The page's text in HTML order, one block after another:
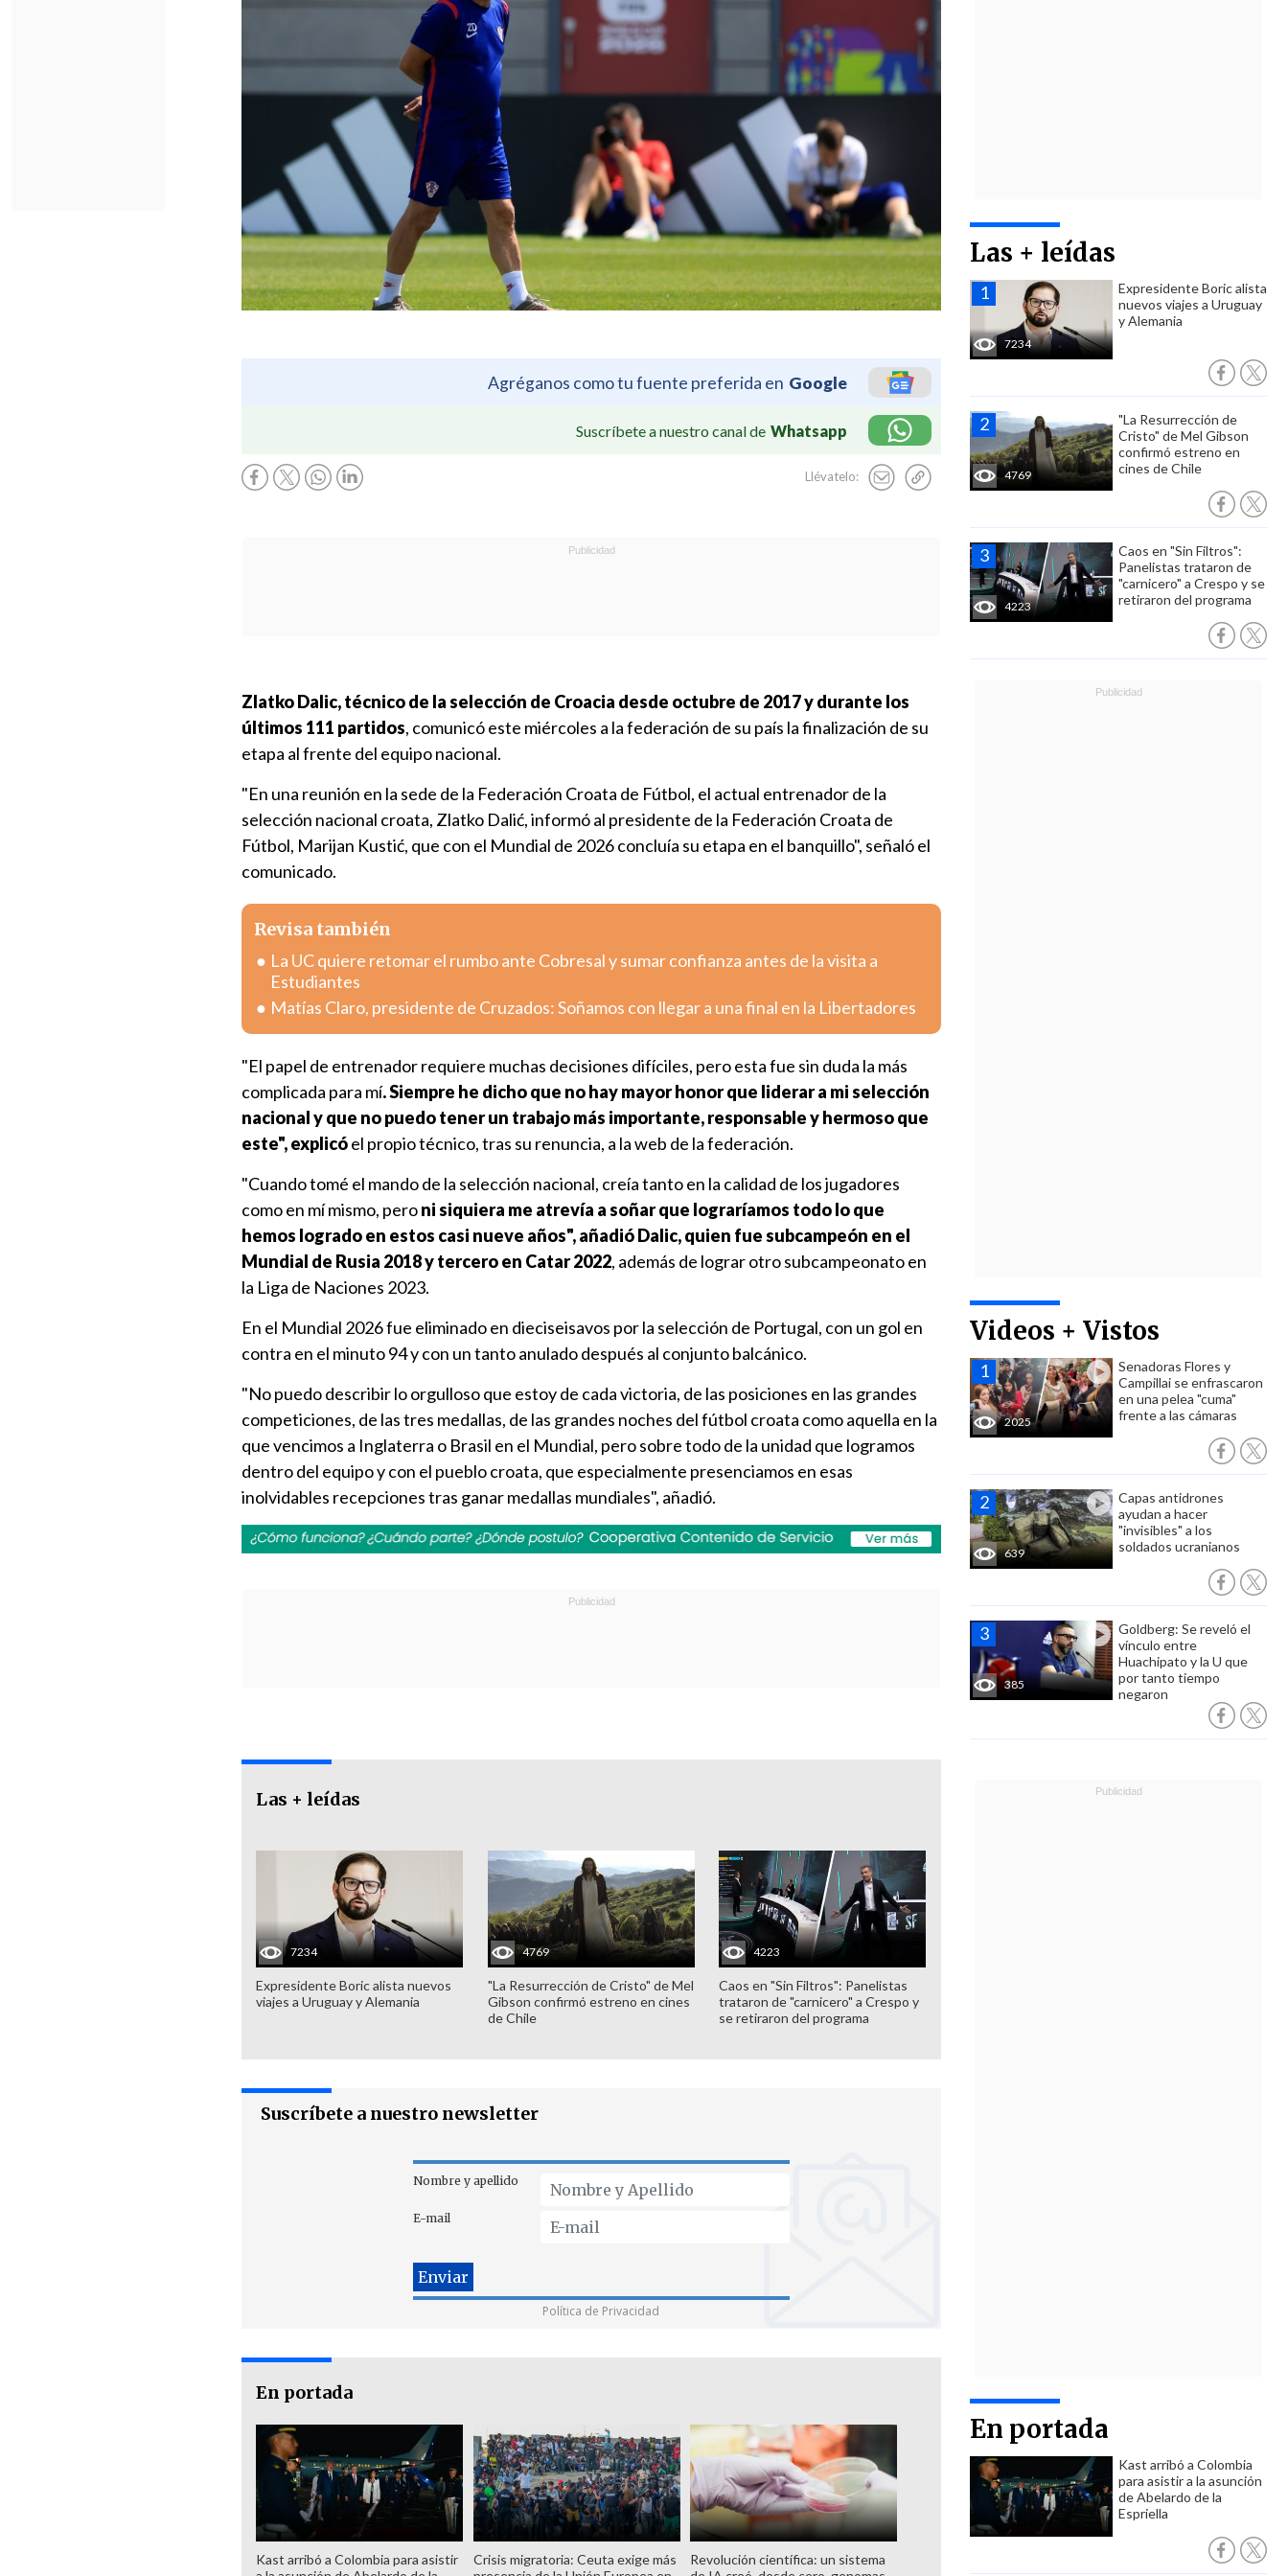
Agréganos como tu fuente preferida en Google
Suscríbete a nuestro canal de Whatsapp
Llévatelo:
Las + leídas
7234
Expresidente Boric alista
nuevos viajes a Uruguay
y Alemania
4769
"La Resurrección de
Cristo" de Mel Gibson
confirmó estreno en
cines de Chile
4223
Caos en "Sin Filtros":
Panelistas trataron de
"carnicero" a Crespo y se
retiraron del programa
Videos + Vistos
2025
Senadoras Flores y
Campillai se enfrascaron
en una pelea "cuma"
frente a las cámaras
639
Capas antidrones
ayudan a hacer
"invisibles" a los
soldados ucranianos
385
Goldberg: Se reveló el
vínculo entre
Huachipato y la U que
por tanto tiempo
negaron
En portada
Kast arribó a Colombia
para asistir a la asunción
de Abelardo de la
Espriella
Zlatko Dalic, técnico de la selección de Croacia desde octubre de 2017 y durante los
últimos 111 partidos, comunicó este miércoles a la federación de su país la finalización de su
etapa al frente del equipo nacional.
"En una reunión en la sede de la Federación Croata de Fútbol, el actual entrenador de la
selección nacional croata, Zlatko Dalić, informó al presidente de la Federación Croata de
Fútbol, Marijan Kustić, que con el Mundial de 2026 concluía su etapa en el banquillo", señaló el
comunicado.
Revisa también
La UC quiere retomar el rumbo ante Cobresal y sumar confianza antes de la visita a
Estudiantes
Matías Claro, presidente de Cruzados: Soñamos con llegar a una final en la Libertadores
"El papel de entrenador requiere muchas decisiones difíciles, pero esta fue sin duda la más
complicada para mí. Siempre he dicho que no hay mayor honor que liderar a mi selección
nacional y que no puedo tener un trabajo más importante, responsable y hermoso que
este", explicóel propio técnico, tras su renuncia, a la web de la federación.
"Cuando tomé el mando de la selección nacional, creía tanto en la calidad de los jugadores
como en mí mismo, peroni siquiera me atrevía a soñar que lograríamos todo lo que
hemos logrado en estos casi nueve años", añadió Dalic, quien fue subcampeón en el
Mundial de Rusia 2018 y tercero en Catar 2022, además de lograr otro subcampeonato en
la Liga de Naciones 2023.
En el Mundial 2026 fue eliminado en dieciseisavos por la selección de Portugal, con un gol en
contra en el minuto 94 y con un tanto anulado después al conjunto balcánico.
"No puedo describir lo orgulloso que estoy de cada victoria, de las posiciones en las grandes
competiciones, de las tres medallas, de las grandes noches del fútbol croata como aquella en la
que vencimos a Inglaterra o Brasil en el Mundial, pero sobre todo de la unidad que logramos
dentro del equipo y con el pueblo croata, que especialmente presenciamos en esas
inolvidables recepciones tras ganar medallas mundiales", añadió.
Las + leídas
7234
Expresidente Boric alista nuevos
viajes a Uruguay y Alemania
4769
"La Resurrección de Cristo" de Mel
Gibson confirmó estreno en cines
de Chile
4223
Caos en "Sin Filtros": Panelistas
trataron de "carnicero" a Crespo y
se retiraron del programa
Suscríbete a nuestro newsletter
Nombre y apellido
E-mail
Política de Privacidad
En portada
Kast arribó a Colombia para asistir
Crisis migratoria: Ceuta exige más
Revolución científica: un sistema